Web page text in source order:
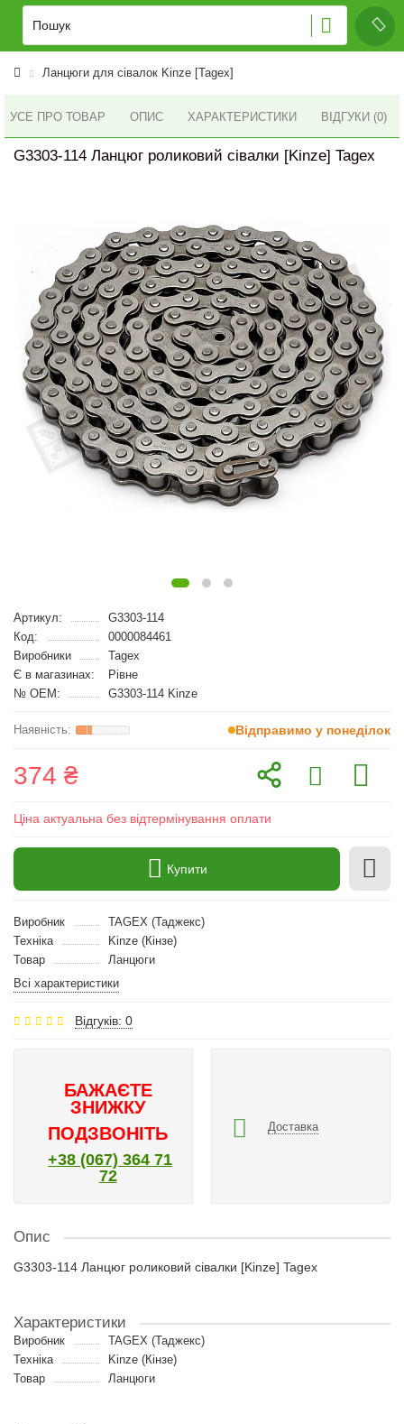
Ланцюги для сівалок Kinze [Tagex]
УСЕ ПРО ТОВАР ОПИС ХАРАКТЕРИСТИКИ ВІДГУКИ (0)
G3303-114 Ланцюг роликовий сівалки [Kinze] Tagex
Артикул:
G3303-114
Код:
0000084461
Виробники
Tagex
Є в магазинах:
Рівне
№ OEM:
G3303-114 Kinze
Відправимо у понеділок
374 ₴
Ціна актуальна без відтермінування оплати
Купити
Виробник
TAGEX (Таджекс)
Техніка
Kinze (Кінзе)
Товар
Ланцюги
Всі характеристики
Відгуків: 0
БАЖАЄТЕ
ЗНИЖКУ
ПОДЗВОНІТЬ
+38 (067) 364 71
72
Доставка
Опис
G3303-114 Ланцюг роликовий сівалки [Kinze] Tagex
Характеристики
Виробник
TAGEX (Таджекс)
Техніка
Kinze (Кінзе)
Товар
Ланцюги